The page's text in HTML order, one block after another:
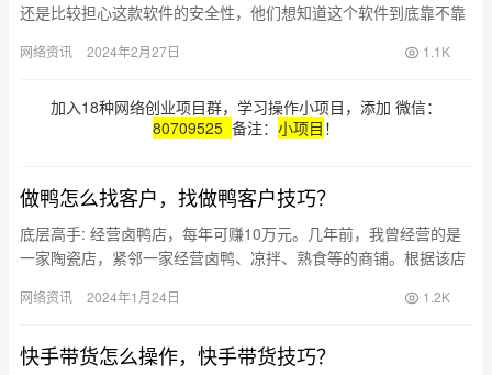
还是比较担心这款软件的安全性，他们想知道这个软件到底靠不靠
下…
网络资讯 2024年2月27日 1.1K
加入18种网络创业项目群，学习操作小项目，添加 微信：
80709525 备注： 小项目 ！
做鸭怎么找客户，找做鸭客户技巧？
底层高手: 经营卤鸭店，每年可赚10万元。几年前，我曾经营的是
一家陶瓷店，紧邻一家经营卤鸭、凉拌、熟食等的商铺。根据该店
利…
网络资讯 2024年1月24日 1.2K
快手带货怎么操作，快手带货技巧？